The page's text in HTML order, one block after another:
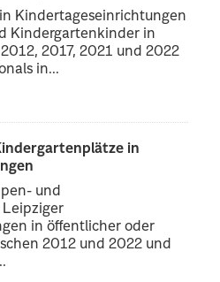
Kindertageseinrichtungen
Kindergartenkinder in
2017, 2021 und 2022
in...
in
und
in öffentlicher oder
2012 und 2022 und